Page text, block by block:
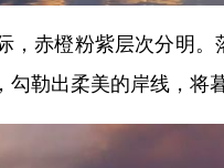
赤橙粉紫层次分明。
勒出柔美的岸线，将